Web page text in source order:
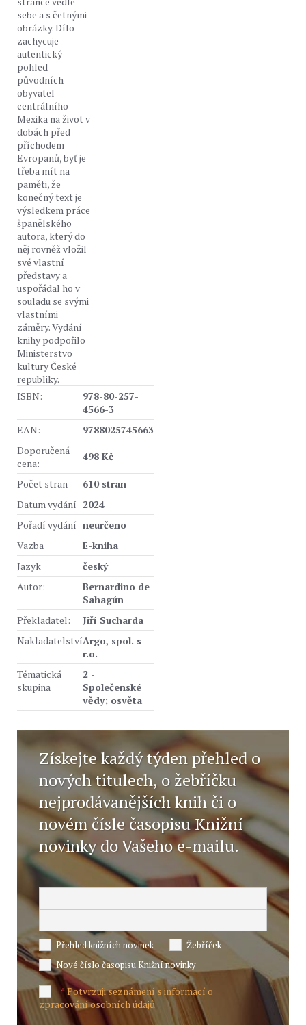
sebe a s četnými
obrázky. Dílo
zachycuje
autentický
pohled
původních
obyvatel
centrálního
Mexika na život v
dobách před
příchodem
Evropanů, byť je
třeba mít na
paměti, že
konečný text je
výsledkem práce
španělského
autora, který do
něj rovněž vložil
své vlastní
představy a
uspořádal ho v
souladu se svými
vlastními
záměry. Vydání
knihy podpořilo
Ministerstvo
kultury České
republiky.
ISBN:
978-80-257-
4566-3
EAN:
9788025745663
Doporučená
cena:
498 Kč
Počet stran
610 stran
Datum vydání 2024
Pořadí vydání neurčeno
Vazba
E-kniha
Jazyk
český
Autor:
Bernardino de
Sahagún
Překladatel:
Jiří Sucharda
NakladatelstvíArgo, spol. s
r.o.
Tématická
skupina
2 -
Společenské
vědy; osvěta
Získejte každý týden přehled o
nových titulech, o žebříčku
nejprodávanějších knih či o
novém čísle časopisu Knižní
novinky do Vašeho e-mailu.
Přehled knižních novinek
Žebříček
Nové číslo časopisu Knižní novinky
*Potvrzuji seznámení s informací o
zpracování osobních údajů